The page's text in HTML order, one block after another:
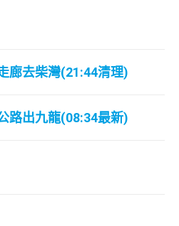
廊去柴灣(21:44清理)
路出九龍(08:34最新)